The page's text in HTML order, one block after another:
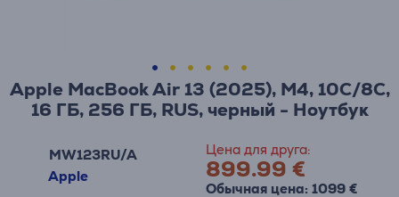
Apple MacBook Air 13 (2025), M4, 10C/8C,
16 ГБ, 256 ГБ, RUS, черный - Ноутбук
MW123RU/A
Apple
Цена для друга:
899.99 €
Обычная цена: 1099 €